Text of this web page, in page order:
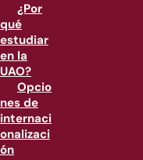
¿Por
qué
estudiar
en la
UAO?
Opcio
nes de
internaci
onalizaci
ón